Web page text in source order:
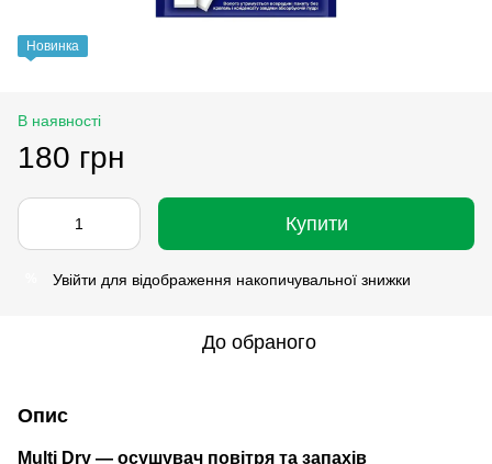
Новинка
В наявності
180 грн
Купити
Увійти для відображення накопичувальної знижки
До обраного
Опис
Multi Dry — осушувач повітря та запахів